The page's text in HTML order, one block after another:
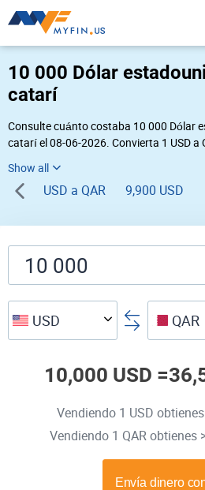
10 000 Dólar
catarí
Consulte cuánto costaba 10 000 Dólar
catarí el 08-06-2026. Convierta 1 USD a
«QAR USD
USD a QAR 9,900 USD
USD QAR
10,000 USD =
Vendiendo 1 USD
Vendiendo 1 QAR obtienes